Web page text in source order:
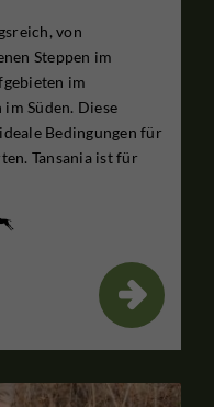
von
Steppen im
im
Süden. Diese
Bedingungen für
Tansania ist für
